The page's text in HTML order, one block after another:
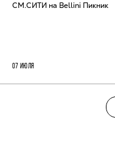
СМ.СИТИ на Bellini Пикник
07 ИЮЛЯ